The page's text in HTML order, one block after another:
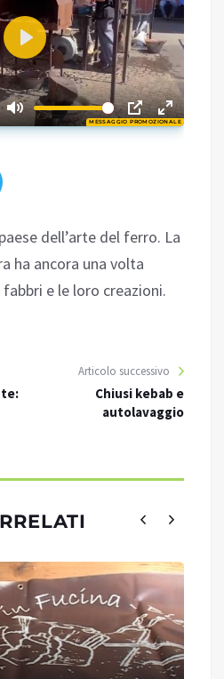
MESSAGGIO PROMOZIONALE
Play
dell’arte del ferro. La
ha ancora una volta
e le loro creazioni.
Articolo successivo
Chiusi kebab e
autolavaggio